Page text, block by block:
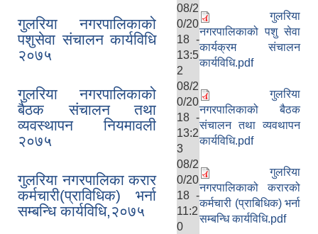
गुलरिया नगरपालिकाको
पशुसेवा संचालन कार्यविधि
२०७५
08/2
0/20
18 -
13:5
2
गुलरिया
नगरपालिकाको पशु सेवा
कार्यक्रम संचालन
कार्यविधि.pdf
गुलरिया नगरपालिकाको
बैठक संचालन तथा
व्यवस्थापन नियमावली
२०७५
08/2
0/20
18 -
13:2
3
गुलरिया
नगरपालिकाको बैठक
संचालन तथा व्यवथापन
कार्यविधि.pdf
गुलरिया नगरपालिका करार
कर्मचारी(प्राविधिक) भर्ना
सम्बन्धि कार्यविधि,२०७५
08/2
0/20
18 -
11:2
0
गुलरिया
नगरपालिकाको करारको
कर्मचारी (प्राबिधिक) भर्ना
सम्बन्धि कार्यविधि.pdf